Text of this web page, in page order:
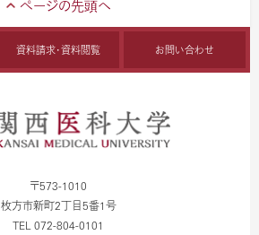
資料請求・資料閲覧 お問い合わせ
〒573-1010
枚方市新町2丁目5番1号
TEL 072-804-0101